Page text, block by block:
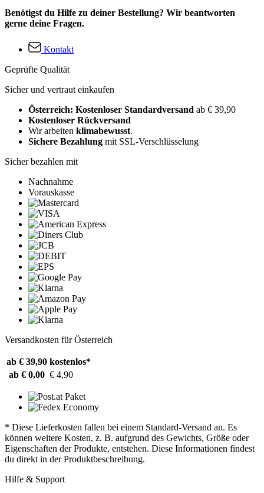
Benötigst du Hilfe zu deiner Bestellung? Wir beantworten
gerne deine Fragen.
Kontakt
Geprüfte Qualität
Sicher und vertraut einkaufen
Österreich: Kostenloser Standardversand ab € 39,90
Kostenloser Rückversand
Wir arbeiten klimabewusst.
Sichere Bezahlung mit SSL-Verschlüsselung
Sicher bezahlen mit
Nachnahme
Vorauskasse
Versandkosten für Österreich
ab € 39,90 kostenlos*
ab € 0,00 € 4,90
* Diese Lieferkosten fallen bei einem Standard-Versand an. Es
können weitere Kosten, z. B. aufgrund des Gewichts, Größe oder
Eigenschaften der Produkte, entstehen. Diese Informationen findest
du direkt in der Produktbeschreibung.
Hilfe & Support